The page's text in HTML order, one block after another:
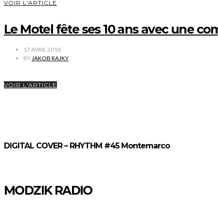
VOIR L'ARTICLE
Le Motel fête ses 10 ans avec une
17 AVRIL 2018
BY JAKOB RAJKY
VOIR L'ARTICLE
DIGITAL COVER – RHYTHM #45 Montemarco
MODZIK RADIO